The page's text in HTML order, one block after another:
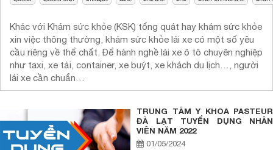
Khác với Khám sức khỏe (KSK) tổng quát hay khám sức khỏe
xin việc thông thường, khám sức khỏe lái xe có một số yêu
cầu riêng về thể chất. Để hành nghề lái xe ô tô chuyên nghiệp
như taxi, xe tải, container, xe buýt, xe khách du lịch…, người
lái xe cần chuẩn…
TRUNG TÂM Y KHOA PASTEUR
ĐÀ LẠT TUYỂN DỤNG NHÂN
VIÊN NĂM 2022
01/05/2024